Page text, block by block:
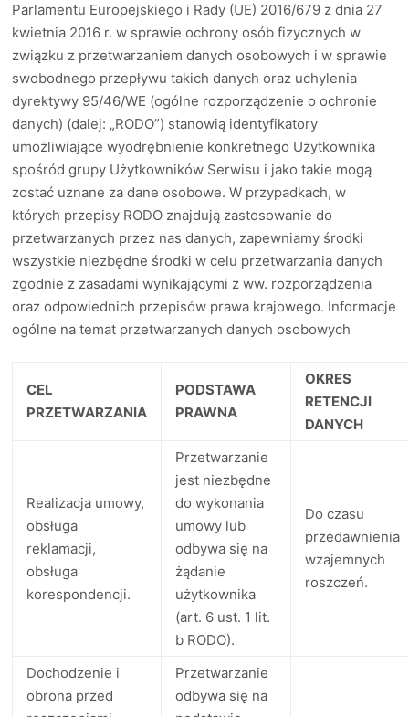
Parlamentu Europejskiego i Rady (UE) 2016/679 z dnia 27
kwietnia 2016 r. w sprawie ochrony osób fizycznych w
związku z przetwarzaniem danych osobowych i w sprawie
swobodnego przepływu takich danych oraz uchylenia
dyrektywy 95/46/WE (ogólne rozporządzenie o ochronie
danych) (dalej: „RODO”) stanowią identyfikatory
umożliwiające wyodrębnienie konkretnego Użytkownika
spośród grupy Użytkowników Serwisu i jako takie mogą
zostać uznane za dane osobowe. W przypadkach, w
których przepisy RODO znajdują zastosowanie do
przetwarzanych przez nas danych, zapewniamy środki
wszystkie niezbędne środki w celu przetwarzania danych
zgodnie z zasadami wynikającymi z ww. rozporządzenia
oraz odpowiednich przepisów prawa krajowego. Informacje
ogólne na temat przetwarzanych danych osobowych
CEL
PRZETWARZANIA
PODSTAWA
PRAWNA
OKRES
RETENCJI
DANYCH
Realizacja umowy,
obsługa
reklamacji,
obsługa
korespondencji.
Przetwarzanie
jest niezbędne
do wykonania
umowy lub
odbywa się na
żądanie
użytkownika
(art. 6 ust. 1 lit.
b RODO).
Do czasu
przedawnienia
wzajemnych
roszczeń.
Dochodzenie i
obrona przed
Przetwarzanie
odbywa się na